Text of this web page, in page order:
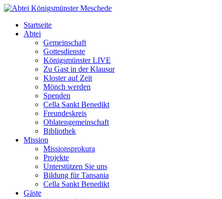
Startseite
Abtei
Gemeinschaft
Gottesdienste
Königsmünster LIVE
Zu Gast in der Klausur
Kloster auf Zeit
Mönch werden
Spenden
Cella Sankt Benedikt
Freundeskreis
Oblatengemeinschaft
Bibliothek
Mission
Missionsprokura
Projekte
Unterstützen Sie uns
Bildung für Tansania
Cella Sankt Benedikt
Gäste